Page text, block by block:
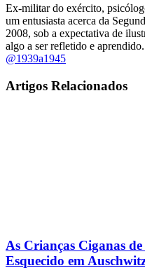
Ex-militar do exército,
um entusiasta acerca da
2008, sob a expectativa de
algo a ser refletido e aprendido.
@1939a1945
Artigos Relacionados
As Crianças Ciganas
Esquecido em